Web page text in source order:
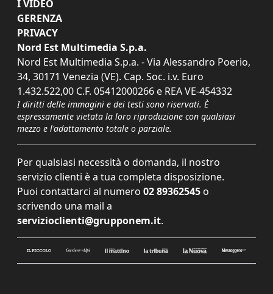
I VIDEO
GERENZA
PRIVACY
Nord Est Multimedia S.p.a.
Nord Est Multimedia S.p.a. - Via Alessandro Poerio,
34, 30171 Venezia (VE). Cap. Soc. i.v. Euro
1.432.522,00 C.F. 05412000266 e REA VE-454332
I diritti delle immagini e dei testi sono riservati. È
espressamente vietata la loro riproduzione con qualsiasi
mezzo e l'adattamento totale o parziale.
Per qualsiasi necessità o domanda, il nostro
servizio clienti è a tua completa disposizione.
Puoi contattarci al numero 02 89362545 o
scrivendo una mail a
servizioclienti@grupponem.it.